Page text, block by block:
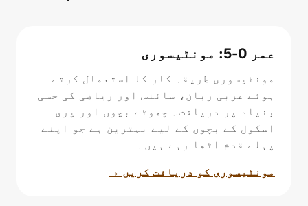
عمر 0-5: مونٹیسوری
مونٹیسوری طریقہ کار کا استعمال کرتے
ہوئے عربی زبان، سائنس اور ریاضی کی حسی
بنیاد پر دریافت۔ چھوٹے بچوں اور پری
اسکول کے بچوں کے لیے بہترین ہے جو اپنے
پہلے قدم اٹھا رہے ہیں۔
مونٹیسوری کو دریافت کریں →